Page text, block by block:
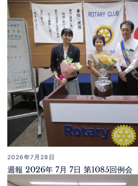
2026年7月28日
週報 2026年 7月 7日 第1085回例会